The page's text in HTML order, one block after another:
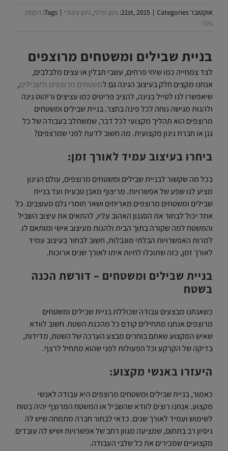
אוקטובר 21st, 2015 | Categories: גינון פרטי גינון ציבורי |
Tags: הקמת
גינה
בניית שבילים ומשטחים מרוצפים
לצד צמחייה כמו שיחי פרחים, עשבי תבלין או עצים מלבלבים,
אנחנו מקצים חלק בעיצוב הגינה גם למשטחים מרוצפים ולשבילים,
שיאפשרו לנו לטייל בגינה, להציב פריטים כמו עציצים וריהוט גינה
ולהנות מגישה נוחה לכל פינה בחצר. בניית שבילים ומשטחים
מרוצפים הוא תהליך מקצועי לכל דבר, שמשתלב בעבודה של כל
גנן או חברת גינון מקצועית. מה חשוב לדעת לפני שמרצפים?
ביחרו בעיצוב עמיד לאורך זמן:
בכל מה שקשור לבניית שבילים ומשטחים מרוצפים, עולם הגינון
מציע לנו שפע של אפשרויות. מריצוף מאבן טבעית ועד בניית
שבילים ומשטחים מרוצפים מאריחים ושאר חומרי גלם מעוצבים. כל
אחד יכול לבחור את הסגנון האהוב עליו, להתאים את עיצוב השביל
והמשטח למה שקורה בתוך הבית ולהנות מעיצוב אישי ומותאם לו.
למרות האפשרויות הבלתי מוגבלות, חשוב לבחור בעיצוב עמיד
לאורך זמן, כזה שתוכלו לחיות איתו לאורך שנים ארוכות.
בניית שבילים ומשטחים – דורשת הכנה
בשטח
כשאנחנו מבצעים עבודה שכוללת בניית שבילים ומשטחים
מרוצפים אנחנו מתחילים קודם כל מהכנת השטח. חשוב לוודא
שאיש המקצוע שאתם בוחרים מבצע הערכה של השטח, מדידות,
בדיקה של הקרקע וכל הפעולות לפני שהוא מתחיל לרצף.
היעזרו באנשי מקצוע:
כאמור, בניית שבילים ומשטחים מרוצפים היא עבודה לאנשי
מקצוע. אנחנו רוצים לוודא שהשביל או המשטח המרוצף יהיה בטוח
לשימוש ועמיד לאורך שנים. כדאי לבחור חברה מתמחה שיש לה
ניסיון רב בתחום, שמציעה מגוון רחב של אפשרויות ושיש לה עובדים
מקצועיים שמכירים את כל שלבי העבודה.